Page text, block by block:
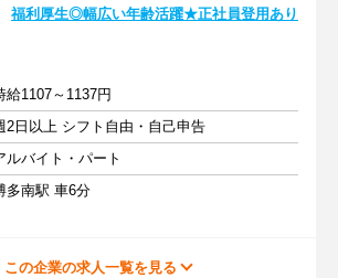
福利厚生◎幅広い年齢活躍★正社員登用あり
給1107～1137円
2日以上 シフト自由・自己申告
ルバイト・パート
多南駅 車6分
この企業の求人一覧を見る